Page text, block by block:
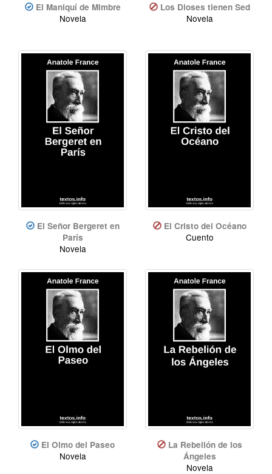
El Maniquí de Mimbre
Novela
Los Dioses tienen Sed
Novela
El Señor Bergeret en
París
Novela
El Cristo del Océano
Cuento
El Olmo del Paseo
Novela
La Rebelión de los
Ángeles
Novela